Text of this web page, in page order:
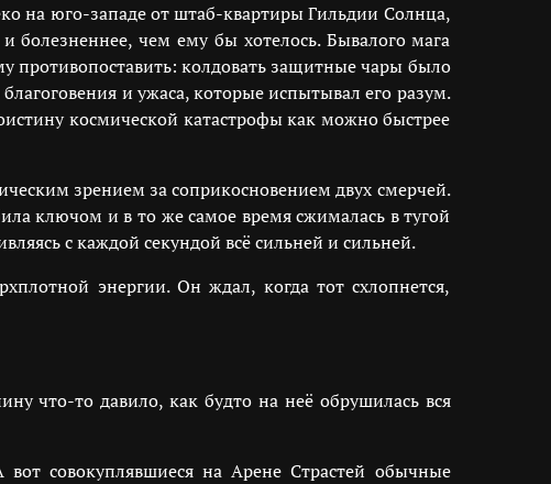
на юго-западе от штаб-квартиры Гильдии Солнца,
чем ему бы хотелось. Бывалого мага
противопоставить: колдовать защитные чары было
и ужаса, которые испытывал его разум.
космической катастрофы как можно быстрее
зрением за соприкосновением двух смерчей.
ключом и в то же самое время сжималась в тугой
с каждой секундой всё сильней и сильней.
энергии. Он ждал, когда тот схлопнется,
что-то давило, как будто на неё обрушилась вся
совокуплявшиеся на Арене Страстей обычные